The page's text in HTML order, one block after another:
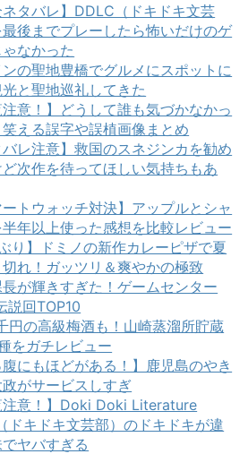
ネタバレ】DDLC（ドキドキ文芸
後までプレーしたら怖いだけのゲ
なかった
の聖地豊橋でグルメにスポットに
と聖地巡礼してきた
注意！】どうして誰も気づかなかっ
える誤字や誤植画像まとめ
バレ注意】救国のスネジンカを勧め
次作を待ってほしい気持ちもあ
ートウォッチ対決】アップルとシャ
年以上使った感想を比較レビュー
ぶり】ドミノの新作カレーピザで夏
切れ！ガッツリ＆爽やかの極致
が輝きすぎた！ゲームセンター
説回TOP10
円の高級梅酒も！山崎蒸溜所貯蔵
をガチレビュー
腹にもほどがある！】鹿児島のやき
政がサービスしすぎ
注意！】Doki Doki Literature
ドキドキ文芸部）のドキドキが違
でヤバすぎる